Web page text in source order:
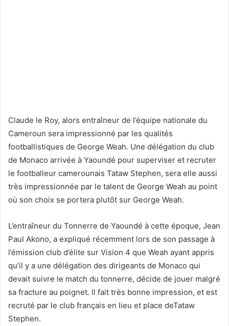
Claude le Roy, alors entraîneur de l’équipe nationale du
Cameroun sera impressionné par les qualités
footballistiques de George Weah. Une délégation du club
de Monaco arrivée à Yaoundé pour superviser et recruter
le footballeur camerounais Tataw Stephen, sera elle aussi
très impressionnée par le talent de George Weah au point
où son choix se portera plutôt sur George Weah.
L’entraîneur du Tonnerre de Yaoundé à cette époque, Jean
Paul Akono, a expliqué récemment lors de son passage à
l’émission club d’élite sur Vision 4 que Weah ayant appris
qu’il y a une délégation des dirigeants de Monaco qui
devait suivre le match du tonnerre, décide de jouer malgré
sa fracture au poignet. Il fait très bonne impression, et est
recruté par le club français en lieu et place deTataw
Stephen.